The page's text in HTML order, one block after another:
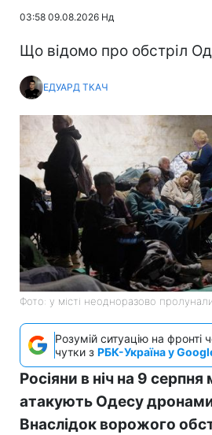
03:58 09.08.2026 Нд
Що відомо про обстріл
ЕДУАРД ТКАЧ
Фото: у місті неодноразово
Розумій ситуацію на фронті
чутки з РБК-Україна у
Росіяни в ніч на 9
атакують Одесу
Внаслідок ворожого